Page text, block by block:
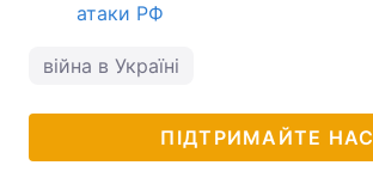
атаки РФ
війна в Україні
ПІДТРИМАЙТЕ НАС